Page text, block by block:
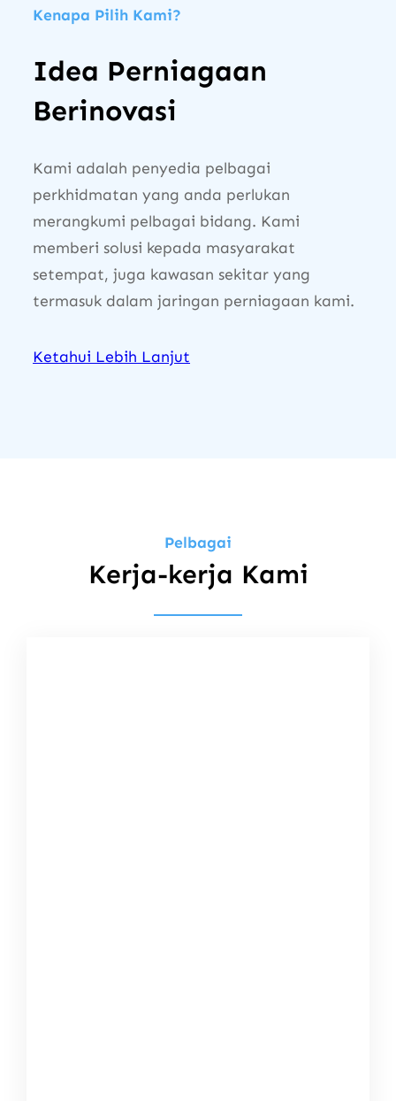
Kenapa Pilih Kami?
Idea Perniagaan
Berinovasi
Kami adalah penyedia pelbagai
perkhidmatan yang anda perlukan
merangkumi pelbagai bidang. Kami
memberi solusi kepada masyarakat
setempat, juga kawasan sekitar yang
termasuk dalam jaringan perniagaan kami.
Ketahui Lebih Lanjut
Pelbagai
Kerja-kerja Kami